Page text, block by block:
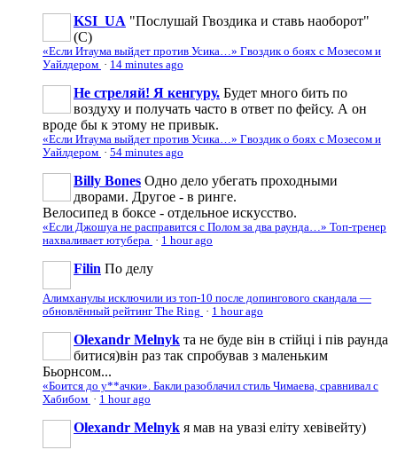
KSI_UA "Послушай Гвоздика и ставь наоборот"
(С)
«Если Итаума выйдет против Усика…» Гвоздик о боях с Мозесом и
Уайлдером · 14 minutes ago
Не стреляй! Я кенгуру. Будет много бить по
воздуху и получать часто в ответ по фейсу. А он
вроде бы к этому не привык.
«Если Итаума выйдет против Усика…» Гвоздик о боях с Мозесом и
Уайлдером · 54 minutes ago
Billy Bones Одно дело убегать проходными
дворами. Другое - в ринге.
Велосипед в боксе - отдельное искусство.
«Если Джошуа не расправится с Полом за два раунда…» Топ-тренер
нахваливает ютубера · 1 hour ago
Filin По делу
Алимханулы исключили из топ-10 после допингового скандала —
обновлённый рейтинг The Ring · 1 hour ago
Olexandr Melnyk та не буде він в стійці і пів раунда
битися)він раз так спробував з маленьким
Бьорнсом...
«Боится до у**ачки». Бакли разоблачил стиль Чимаева, сравнивал с
Хабибом · 1 hour ago
Olexandr Melnyk я мав на увазі еліту хевівейту)